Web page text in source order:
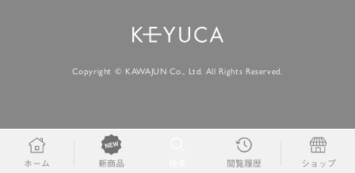
ホーム 新商品 閲覧履歴 ショップ
Copyright © KAWAJUN Co., Ltd. All Rights Reserved.